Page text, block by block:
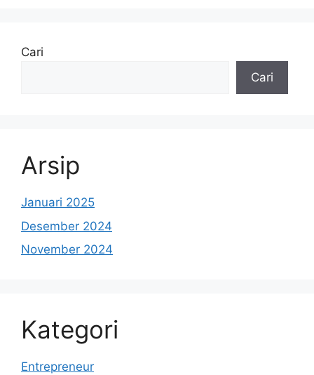
Cari
Cari
Arsip
Januari 2025
Desember 2024
November 2024
Kategori
Entrepreneur